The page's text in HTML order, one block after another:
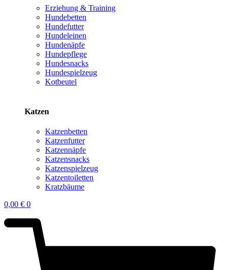
Erziehung & Training
Hundebetten
Hundefutter
Hundeleinen
Hundenäpfe
Hundepflege
Hundesnacks
Hundespielzeug
Kotbeutel
Katzen
Katzenbetten
Katzenfutter
Katzennäpfe
Katzensnacks
Katzenspielzeug
Katzentoiletten
Kratzbäume
0,00 € 0